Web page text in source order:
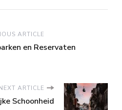
ARTICLE
en Reservaten
ARTICLE
Schoonheid